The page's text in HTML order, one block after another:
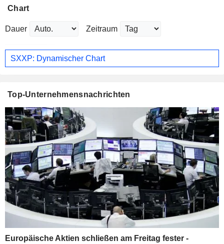
Chart
Dauer Zeitraum
SXXP: Dynamischer Chart
Top-Unternehmensnachrichten
Europäische Aktien schließen am Freitag fester -